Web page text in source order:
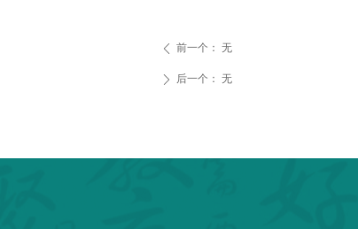
ꄴ 前一个： 无
ꄲ 后一个： 无